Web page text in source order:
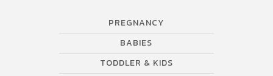
PREGNANCY
BABIES
TODDLER & KIDS